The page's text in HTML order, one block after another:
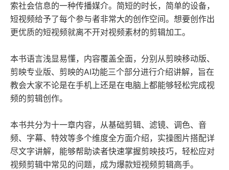
索社会信息的一种传播媒介。简短的时长，简单的设备，
短视频给予了每个参与者非常大的创作空间。想要创作出
更优质的短视频就离不开对视频素材的剪辑加工。
本书语言浅显易懂，内容覆盖全面，分别从剪映移动版、
剪映专业版、剪映的AI功能三个部分进行介绍讲解，旨在
教会大家不论是在手机上还是在电脑上都能够轻松完成视
频的剪辑创作。
本书共分为十一章内容，从基础剪辑、滤镜、调色、音
频、字幕、特效等多个维度全方面介绍，实操图片搭配详
尽文字讲解，能够帮助读者快速掌握剪映技巧，轻松应对
视频剪辑中常见的问题，成为爆款短视频剪辑高手。